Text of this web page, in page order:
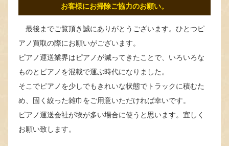
お客様にお掃除ご協力のお願い。
最後までご覧頂き誠にありがとうございます。ひとつピ
アノ買取の際にお願いがございます。
ピアノ運送業界はピアノが減ってきたことで、いろいろな
ものとピアノを混載で運ぶ時代になりました。
そこでピアノを少しでもきれいな状態でトラックに積むた
め、固く絞った雑巾をご用意いただければ幸いです。
ピアノ運送会社が埃が多い場合に使うと思います。宜しく
お願い致します。